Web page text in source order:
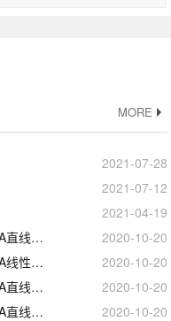
MORE
2021-07-28
2021-07-12
2021-04-19
宁波_湖南_辽阳_漳州总代理台湾ABBA直线导轨滑块
2020-10-20
绍兴_泉州_鞍山_潍坊总代理台湾ABBA线性滑轨滑块
2020-10-20
绍兴_泉州_鞍山_潍坊总代理台湾ABBA直线导轨滑块
2020-10-20
湖州_三明_抚顺_十堰总代理台湾ABBA直线导轨滑块
2020-10-20